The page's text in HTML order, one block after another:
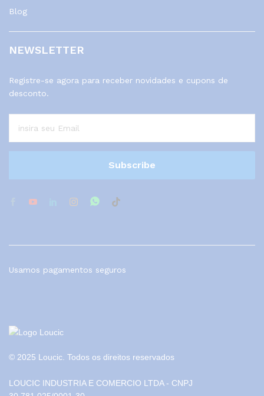
Blog
NEWSLETTER
Registre-se agora para receber novidades e cupons de
desconto.
© 2025 Loucic. Todos os direitos reservados
LOUCIC INDUSTRIA E COMERCIO LTDA - CNPJ
Usamos pagamentos seguros